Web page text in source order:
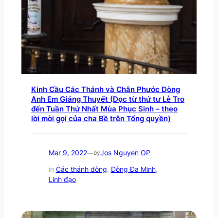
Kinh Cầu Các Thánh và Chân Phước Dòng
Anh Em Giảng Thuyết (Đọc từ thứ tư Lễ Tro
đến Tuần Thứ Nhất Mùa Phục Sinh – theo
lời mời gọi của cha Bề trên Tổng quyền)
Mar 9, 2022—byJos Nguyen OP
in Các thánh dòng, Dòng Đa Minh
Linh đạo